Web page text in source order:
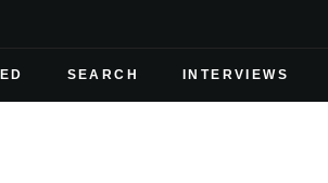
SEARCH INTERVIEWS